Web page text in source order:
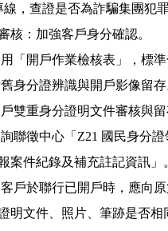
專線，查證是否為詐騙集團
審核：加強客戶身分確認。
1.利用「開戶作業檢核表」，
2.新舊身分證辨識與開戶影像留
3.開戶雙重身分證明文件審核與
4.查詢聯徵中心「Z21 國民
通報案件紀錄及補充註記資訊」
5.倘客戶於聯行已開戶時，
分證明文件、照片、筆跡是否